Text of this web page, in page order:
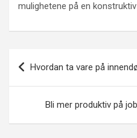
mulighetene på en
Innleggsnavigasjon
Hvordan ta vare på
Bli mer produktiv på